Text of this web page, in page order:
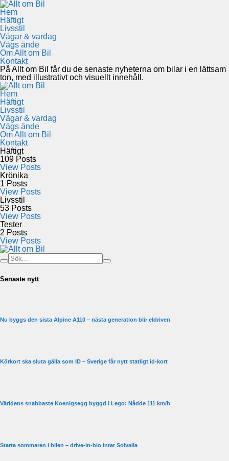
Hem
Häftigt
Livsstil
Vägar & vardag
Vägs ände
Om Allt om Bil
Kontakt
På Allt om Bil får du de senaste nyheterna om bilar i en lättsam
ton, med illustrativt och visuellt innehåll.
Hem
Häftigt
Livsstil
Vägar & vardag
Vägs ände
Om Allt om Bil
Kontakt
Häftigt
109 Posts
View Posts
Krönika
1 Posts
View Posts
Livsstil
53 Posts
View Posts
Tester
2 Posts
View Posts
Senaste nytt
Nu byggs den sista Alpine A110 – nästa generation blir eldriven
Körkort ska sluta gälla som ID – Sverige får nytt statligt id-kort
Världens snabbaste Koenigsegg byggd i Lego: Nådde 111 km/h
Starta sommaren i bilen – drive-in-bio intar Solvalla